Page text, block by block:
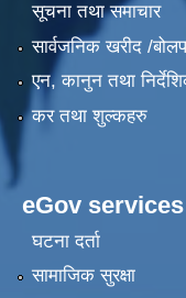
सूचना तथा समाचार
सार्वजनिक खरीद /
एन, कानुन तथा
कर तथा शुल्कहरु
eGov services
घटना दर्ता
सामाजिक सुरक्षा